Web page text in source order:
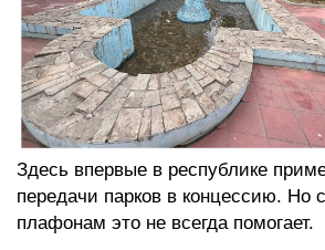
Здесь впервые в республике
передачи парков в концессию. Но
плафонам это не всегда помогает.